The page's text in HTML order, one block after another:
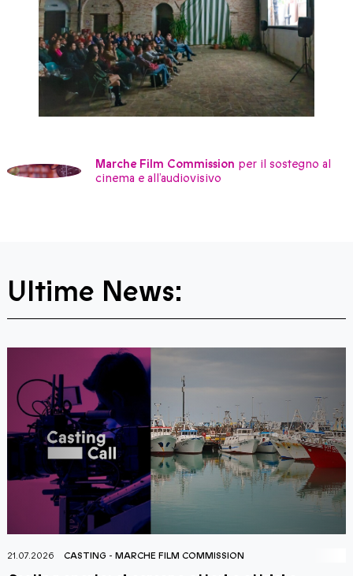
Marche Film Commission per il sostegno al
cinema e all’audiovisivo
Ultime News:
21.07.2026 AGORÀ CINEMA-LA FONDAZIONE-MARCHE FILM